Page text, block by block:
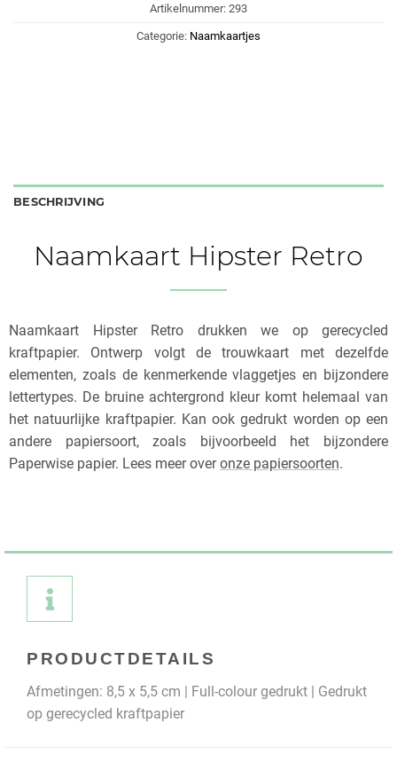
Artikelnummer: 293
Categorie: Naamkaartjes
BESCHRIJVING
Naamkaart Hipster Retro
Naamkaart Hipster Retro drukken we op gerecycled
kraftpapier. Ontwerp volgt de trouwkaart met dezelfde
elementen, zoals de kenmerkende vlaggetjes en bijzondere
lettertypes. De bruine achtergrond kleur komt helemaal van
het natuurlijke kraftpapier. Kan ook gedrukt worden op een
andere papiersoort, zoals bijvoorbeeld het bijzondere
Paperwise papier. Lees meer overonze papiersoorten.
PRODUCTDETAILS
Afmetingen: 8,5 x 5,5 cm | Full-colour gedrukt | Gedrukt
op gerecycled kraftpapier